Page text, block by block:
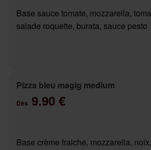
Base sauce tomate, mozzarella,
salade roquette, burata, sauce pesto
Pizza bleu magig medium
Dès 9.90 €
Base crème fraiche, mozzarella,